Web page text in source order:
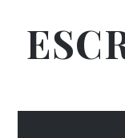
content